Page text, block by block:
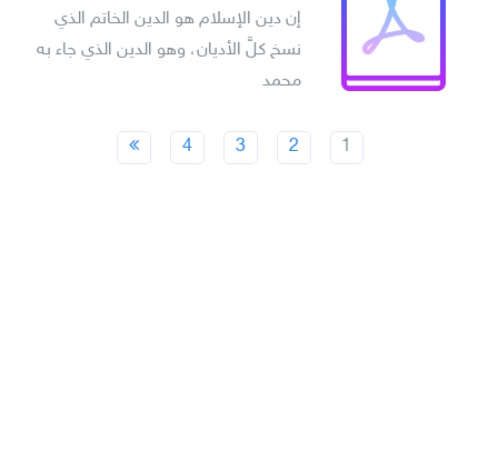
إن دين الإسلام هو الدين الخاتم الذي
نسخ كلَّ الأديان، وهو الدين الذي جاء به
محمد
1
2
3
4